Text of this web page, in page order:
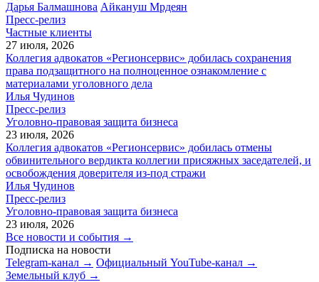
Дарья Балмашнова Айкануш Мрдеян
Пресс-релиз
Частные клиенты
27 июля, 2026
Коллегия адвокатов «Регионсервис» добилась сохранения
права подзащитного на полноценное ознакомление с
материалами уголовного дела
Илья Чудинов
Пресс-релиз
Уголовно-правовая защита бизнеса
23 июля, 2026
Коллегия адвокатов «Регионсервис» добилась отмены
обвинительного вердикта коллегии присяжных заседателей, и
освобождения доверителя из-под стражи
Илья Чудинов
Пресс-релиз
Уголовно-правовая защита бизнеса
23 июля, 2026
Все новости и события →
Подписка на новости
Telegram-канал → Официальный YouTube-канал →
Земельный клуб →